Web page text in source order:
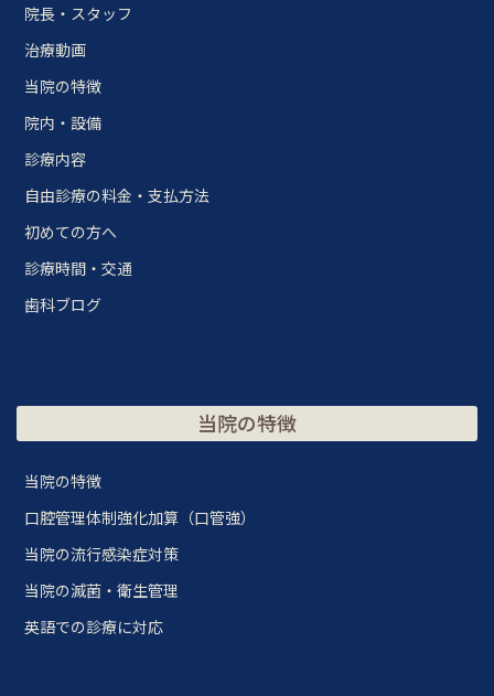
院長・スタッフ
治療動画
当院の特徴
院内・設備
診療内容
自由診療の料金・支払方法
初めての方へ
診療時間・交通
歯科ブログ
当院の特徴
当院の特徴
口腔管理体制強化加算（口管強）
当院の流行感染症対策
当院の滅菌・衛生管理
英語での診療に対応